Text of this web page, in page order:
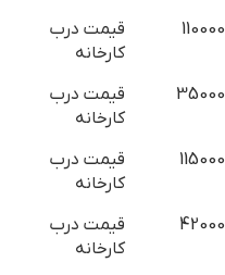
110000
قیمت درب
کارخانه
35000
قیمت درب
کارخانه
115000
قیمت درب
کارخانه
42000
قیمت درب
کارخانه